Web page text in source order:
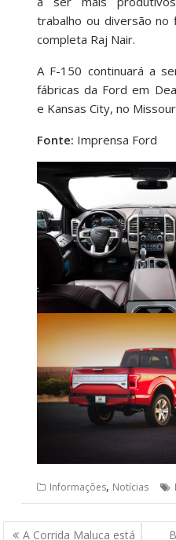
trabalho ou diversão no
completa Raj Nair.
A F-150 continuará a
fábricas da Ford em
e Kansas City, no
Fonte: Imprensa Ford
Informações, Notícias
Navegação
A Corrida Maluca está